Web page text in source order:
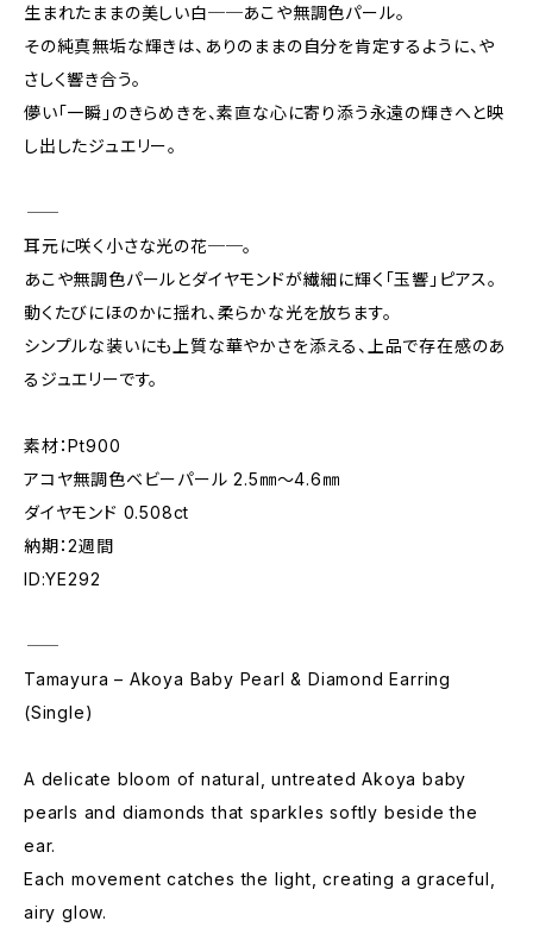
生まれたままの美しい白──あこや無調色パール。
その純真無垢な輝きは、ありのままの自分を肯定するように、や
さしく響き合う。
儚い「一瞬」のきらめきを、素直な心に寄り添う永遠の輝きへと映
し出したジュエリー。
―――――――――――
耳元に咲く小さな光の花──。
あこや無調色パールとダイヤモンドが繊細に輝く「玉響」ピアス。
動くたびにほのかに揺れ、柔らかな光を放ちます。
シンプルな装いにも上質な華やかさを添える、上品で存在感のあ
るジュエリーです。
素材：Pt900
アコヤ無調色ベビーパール 2.5㎜～4.6㎜
ダイヤモンド 0.508ct
納期：2週間
ID:YE292
―――――――――――
Tamayura – Akoya Baby Pearl & Diamond Earring
(Single)
A delicate bloom of natural, untreated Akoya baby
pearls and diamonds that sparkles softly beside the
ear.
Each movement catches the light, creating a graceful,
airy glow.